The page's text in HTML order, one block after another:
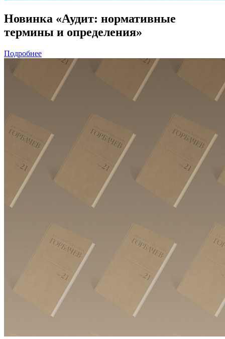
Новинка «Аудит: нормативные
термины и определения»
Подробнее